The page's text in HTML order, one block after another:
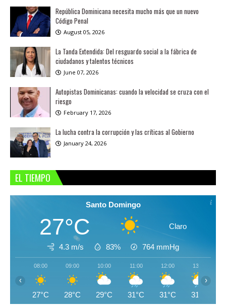
República Dominicana necesita mucho más que un nuevo
Código Penal
August 05, 2026
La Tanda Extendida: Del resguardo social a la fábrica de
ciudadanos y talentos técnicos
June 07, 2026
Autopistas Dominicanas: cuando la velocidad se cruza con el
riesgo
February 17, 2026
La lucha contra la corrupción y las críticas al Gobierno
January 24, 2026
EL TIEMPO
Santo Domingo
27°C Claro
4.3 m/s 83% 764 mmHg
08:00
27°C
09:00
28°C
10:00
29°C
11:00
31°C
12:00
31°C
13:00
31°C
‹ ›